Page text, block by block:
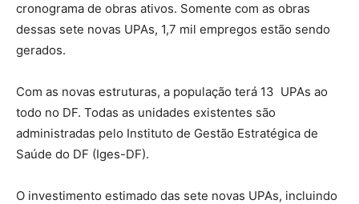
cronograma de obras ativos. Somente com as obras
dessas sete novas UPAs, 1,7 mil empregos estão sendo
gerados.
Com as novas estruturas, a população terá 13 UPAs ao
todo no DF. Todas as unidades existentes são
administradas pelo Instituto de Gestão Estratégica de
Saúde do DF (Iges-DF).
O investimento estimado das sete novas UPAs, incluindo